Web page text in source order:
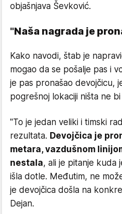
objašnjava Ševković.
"Naša nagrada je
Kako navodi, štab je
mogao da se pošalje pas i
je pas pronašao devojčicu,
pogrešnoj lokaciji ništa ne
"To je jedan veliki i timski
rezultata. Devojčica je
metara, vazdušnom
nestala, ali je pitanje kuda
išla dotle. Međutim, ne
je devojčica došla na
Dejan.